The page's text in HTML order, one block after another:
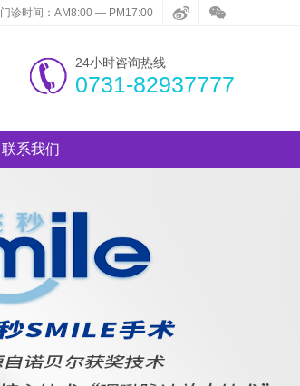
门诊时间：AM8:00 — PM17:00
24小时咨询热线
0731-82937777
联系我们